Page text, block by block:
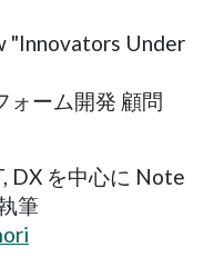
"Innovators Under
ォーム開発 顧問
DX を中心に Note
筆